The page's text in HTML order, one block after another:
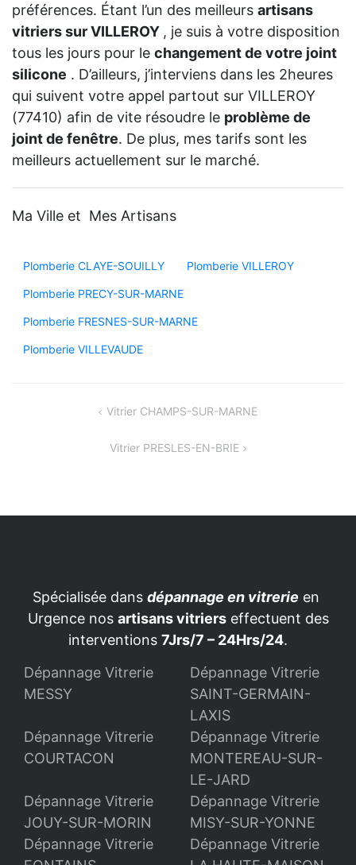
préférences. Étant l’un des meilleurs artisans
vitriers sur VILLEROY , je suis à votre disposition
tous les jours pour le changement de votre joint
silicone . D’ailleurs, j’interviens dans les 2heures
qui suivent votre appel partout sur VILLEROY
(77410) afin de vite résoudre le problème de
joint de fenêtre. De plus, mes tarifs sont les
meilleurs actuellement sur le marché.
Ma Ville et Mes Artisans
Plomberie CLAYE-SOUILLY Plomberie VILLEROY
Plomberie PRECY-SUR-MARNE
Plomberie FRESNES-SUR-MARNE
Plomberie VILLEVAUDE
Navigation Vitrier CHAMPS-SUR-MARNE
Vitrier PRESLES-EN-BRIE
Spécialisée dans dépannage en vitrerie en
Urgence nos artisans vitrierseffectuent des
interventions 7Jrs/7 – 24Hrs/24.
Dépannage Vitrerie
MESSY
Dépannage Vitrerie
SAINT-GERMAIN-
LAXIS
Dépannage Vitrerie
COURTACON
Dépannage Vitrerie
MONTEREAU-SUR-
LE-JARD
Dépannage Vitrerie
JOUY-SUR-MORIN
Dépannage Vitrerie
MISY-SUR-YONNE
Dépannage Vitrerie
Dépannage Vitrerie